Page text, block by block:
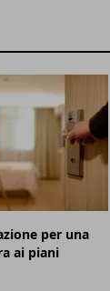
per una
ai piani